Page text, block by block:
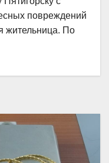
повреждений
жительница. По